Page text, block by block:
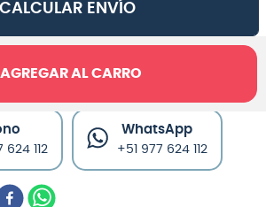
CALCULAR ENVÍO
AGREGAR AL CARRO
y asesoría
624 112
WhatsApp
+51 977 624 112